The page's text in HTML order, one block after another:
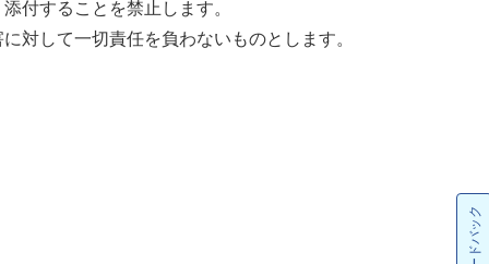
付することを禁止します。
対して一切責任を負わないものとします。